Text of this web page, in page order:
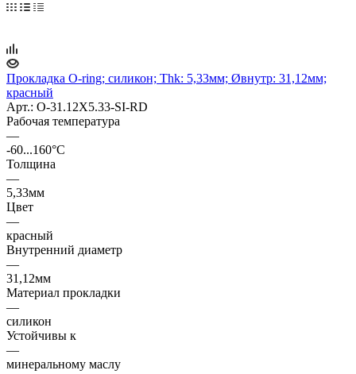
Прокладка O-ring; силикон; Thk: 5,33мм; Øвнутр: 31,12мм;
красный
Арт.: O-31.12X5.33-SI-RD
Рабочая температура
—
-60...160°C
Толщина
—
5,33мм
Цвет
—
красный
Внутренний диаметр
—
31,12мм
Материал прокладки
—
силикон
Устойчивы к
—
минеральному маслу